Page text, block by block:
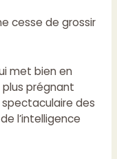
cesse de grossir
met bien en
prégnant
des
l’intelligence